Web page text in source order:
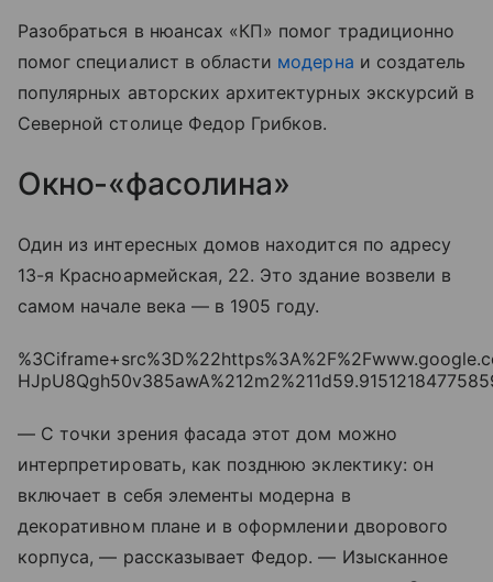
Разобраться в нюансах «КП» помог традиционно
помог специалист в области модерна и создатель
популярных авторских архитектурных экскурсий в
Северной столице Федор Грибков.
Окно-«фасолина»
Один из интересных домов находится по адресу
13-я Красноармейская, 22. Это здание возвели в
самом начале века — в 1905 году.
— С точки зрения фасада этот дом можно
интерпретировать, как позднюю эклектику: он
включает в себя элементы модерна в
декоративном плане и в оформлении дворового
корпуса, — рассказывает Федор. — Изысканное